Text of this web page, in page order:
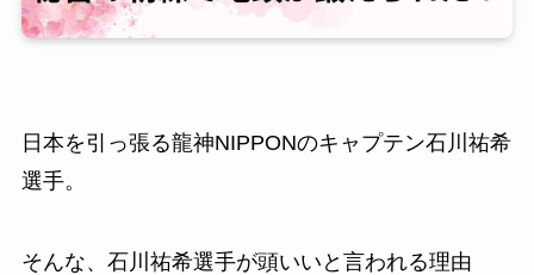
日本を引っ張る龍神NIPPONのキャプテン石川祐希
選手。
そんな、石川祐希選手が頭いいと言われる理由